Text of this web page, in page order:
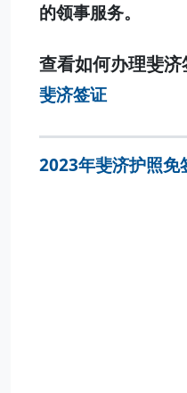
的领事服务。
查看如何办理斐济
斐济签证
2023年斐济护照免